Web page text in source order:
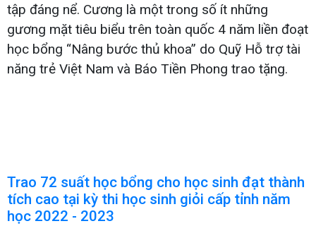
tập đáng nể. Cương là một trong số ít những
gương mặt tiêu biểu trên toàn quốc 4 năm liền đoạt
học bổng “Nâng bước thủ khoa” do Quỹ Hỗ trợ tài
năng trẻ Việt Nam và Báo Tiền Phong trao tặng.
Trao 72 suất học bổng cho học sinh đạt thành
tích cao tại kỳ thi học sinh giỏi cấp tỉnh năm
học 2022 - 2023